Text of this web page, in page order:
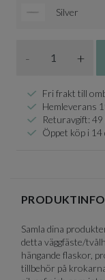
Silver
- +
Fri frakt till
Hemleverans
Returavgift:
Öppet köp i 14
Samla dina
detta väggfäste/
hängande flaskor,
tillbehör på